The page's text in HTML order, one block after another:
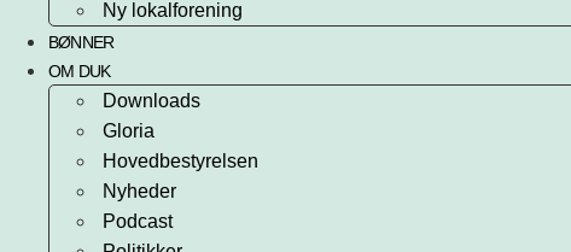
Ny lokalforening
BØNNER
OM DUK
Downloads
Gloria
Hovedbestyrelsen
Nyheder
Podcast